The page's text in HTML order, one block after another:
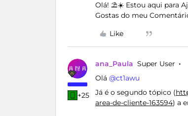
Olá! ⛱️☀️ Estou aqui para
Gostas do meu
Like
+25
ana_Paula Super User
Olá ​ @ct1awu
Já é o segundo tópico (
area-de-cliente-163594) a